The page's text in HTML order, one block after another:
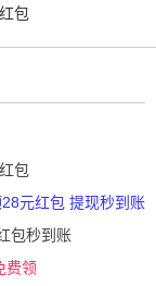
包
包
元红包 提现秒到账
包秒到账
费领